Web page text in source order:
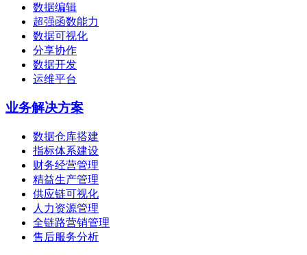
数据编辑
超强函数能力
数据可视化
分享协作
数据开发
运维平台
业务解决方案
数据仓库搭建
指标体系建设
财务经营管理
精益生产管理
供应链可视化
人力资源管理
全链路营销管理
售后服务分析